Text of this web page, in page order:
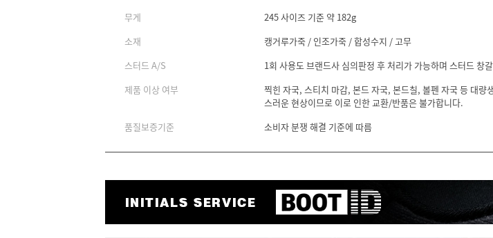
무게
245 사이즈 기준 약 182g
소재
캥거루가죽 / 인조가죽 / 합성수지 / 고무
스터드 A/S
1회 사용도 브랜드사 심의판정 후 처리가 가능하며 스터드 창
제품 이상 여부
찍힌 자국, 스티치 마감, 본드 자국, 본드칠, 볼펜 자국 등 대
스러운 현상이므로 이로 인한 교환/반품은 불가합니다.
품질보증기준
소비자 분쟁 해결 기준에 따름